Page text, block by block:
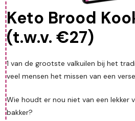
Keto Brood
(t.w.v. €27)
1 van de grootste valkuilen bij het
veel mensen het missen van een
Wie houdt er nou niet van een lekker
bakker?